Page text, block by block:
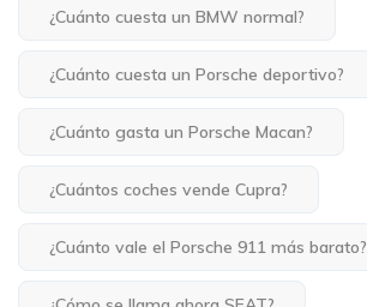
¿Cuánto cuesta un BMW normal?
¿Cuánto cuesta un Porsche deportivo?
¿Cuánto gasta un Porsche Macan?
¿Cuántos coches vende Cupra?
¿Cuánto vale el Porsche 911 más barato?